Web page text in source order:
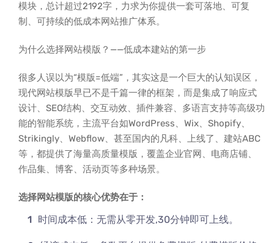
模块，总计超过2192字，力求为你提供一套可落地、可复
制、可持续的低成本网站推广体系。
为什么选择网站模版？——低成本建站的第一步
很多人误以为“模版=低端”，其实这是一个巨大的认知误区，
现代网站模版早已不是千篇一律的框架，而是集成了响应式
设计、SEO结构、交互动效、插件兼容、多语言支持等高级功
能的智能系统，主流平台如WordPress、Wix、Shopify、
Strikingly、Webflow、甚至国内的凡科、上线了、建站ABC
等，都提供了海量高质量模版，覆盖企业官网、电商店铺、
作品集、博客、活动页等多种场景。
选择网站模版的核心优势在于：
时间成本低：无需从零开发,30分钟即可上线。